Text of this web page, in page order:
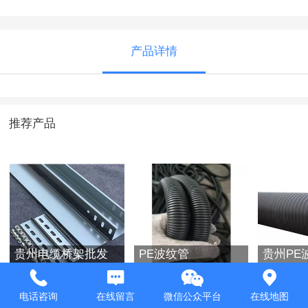
产品详情
推荐产品
贵州电缆桥架批发 PE波纹管 贵州PE
电话咨询 在线留言 微信公众平台 在线地图